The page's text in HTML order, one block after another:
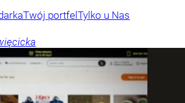
Twój portfel Tylko u Nas